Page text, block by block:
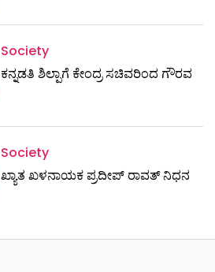
Society
ಕನ್ನಡತಿ ಶಿಲ್ಪಾಗೆ ಕೇಂದ್ರ ಸಚಿವರಿಂದ ಗೌರವ
Society
ಖ್ಯಾತ ಖಳನಾಯಕ ಪ್ರದೀಪ್ ರಾವತ್‌ ನಿಧನ